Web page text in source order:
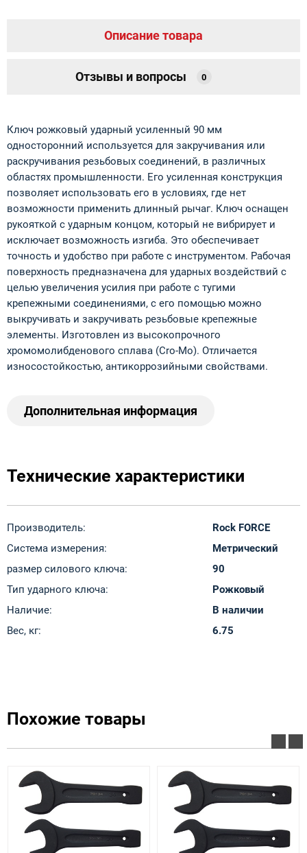
Описание товара
Отзывы и вопросы 0
Ключ рожковый ударный усиленный 90 мм
односторонний используется для закручивания или
раскручивания резьбовых соединений, в различных
областях промышленности. Его усиленная конструкция
позволяет использовать его в условиях, где нет
возможности применить длинный рычаг. Ключ оснащен
рукояткой с ударным концом, который не вибрирует и
исключает возможность изгиба. Это обеспечивает
точность и удобство при работе с инструментом. Рабочая
поверхность предназначена для ударных воздействий с
целью увеличения усилия при работе с тугими
крепежными соединениями, с его помощью можно
выкручивать и закручивать резьбовые крепежные
элементы. Изготовлен из высокопрочного
хромомолибденового сплава (Cro-Mo). Отличается
износостойкостью, антикоррозийными свойствами.
Дополнительная информация
Технические характеристики
Производитель:
Rock FORCE
Система измерения:
Метрический
размер силового ключа:
90
Тип ударного ключа:
Рожковый
Наличие:
В наличии
Вес, кг:
6.75
Похожие товары